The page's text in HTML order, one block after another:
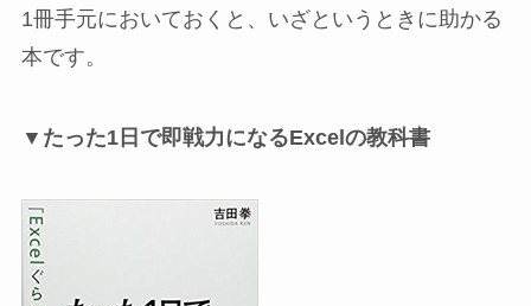
1冊手元においておくと、いざというときに助かる
本です。
▼たった1日で即戦力になるExcelの教科書